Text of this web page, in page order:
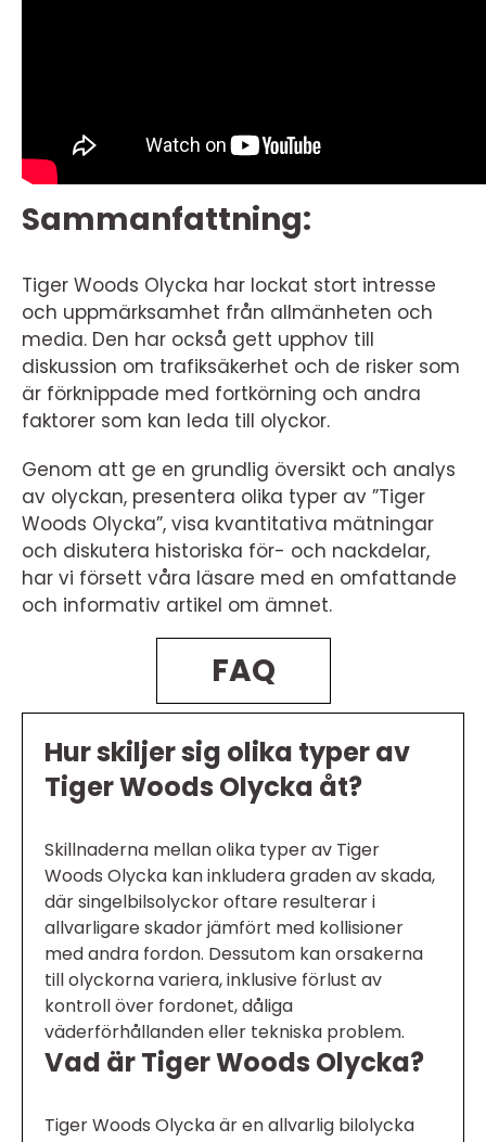
Sammanfattning:
Tiger Woods Olycka har lockat stort intresse
och uppmärksamhet från allmänheten och
media. Den har också gett upphov till
diskussion om trafiksäkerhet och de risker som
är förknippade med fortkörning och andra
faktorer som kan leda till olyckor.
Genom att ge en grundlig översikt och analys
av olyckan, presentera olika typer av ”Tiger
Woods Olycka”, visa kvantitativa mätningar
och diskutera historiska för- och nackdelar,
har vi försett våra läsare med en omfattande
och informativ artikel om ämnet.
FAQ
Hur skiljer sig olika typer av
Tiger Woods Olycka åt?
Skillnaderna mellan olika typer av Tiger
Woods Olycka kan inkludera graden av skada,
där singelbilsolyckor oftare resulterar i
allvarligare skador jämfört med kollisioner
med andra fordon. Dessutom kan orsakerna
till olyckorna variera, inklusive förlust av
kontroll över fordonet, dåliga
väderförhållanden eller tekniska problem.
Vad är Tiger Woods Olycka?
Tiger Woods Olycka är en allvarlig bilolycka